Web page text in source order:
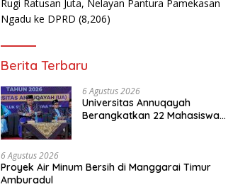
Rugi Ratusan Juta, Nelayan Pantura Pamekasan
Ngadu ke DPRD (8,206)
Berita Terbaru
6 Agustus 2026
Universitas Annuqayah
Berangkatkan 22 Mahasiswa
6 Agustus 2026
Proyek Air Minum Bersih di Manggarai Timur
Amburadul